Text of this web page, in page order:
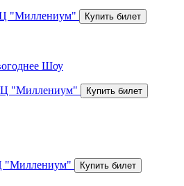
"Миллениум"
Шоу
"Миллениум"
"Миллениум"